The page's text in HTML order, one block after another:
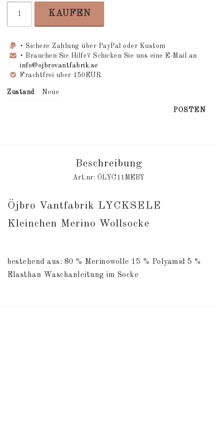
KAUFEN
• Sichere Zahlung über PayPal oder Kustom
• Brauchen Sie Hilfe? Schicken Sie uns eine E-Mail an
info@ojbrovantfabrik.se
Frachtfrei uber 150EUR
Zustand Neue
POSTEN
Beschreibung
Art.nr: ÖLYC11MEBY
Öjbro Vantfabrik LYCKSELE
Kleinchen Merino Wollsocke
bestehend aus: 80 % Merinowolle 15 % Polyamid 5 %
Elasthan Waschanleitung im Socke